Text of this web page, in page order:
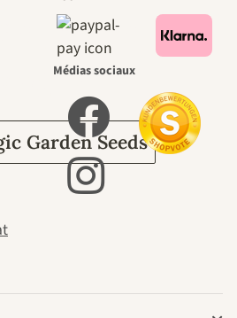
par le
jardin.
Garden Seeds
Médias sociaux